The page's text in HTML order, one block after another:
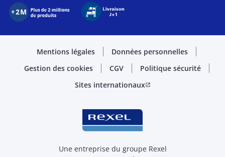
Mentions légales
Données personnelles
Gestion des cookies
CGV
Politique sécurité
Sites internationauxopen_in_new
Une entreprise du groupe Rexel